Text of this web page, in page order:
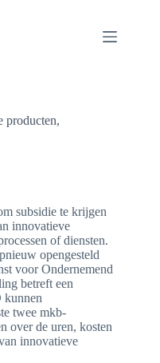
producten,
subsidie te krijgen
innovatieve
of diensten.
opengesteld
voor Ondernemend
betreft een
kunnen
twee mkb-
over de uren, kosten
innovatieve